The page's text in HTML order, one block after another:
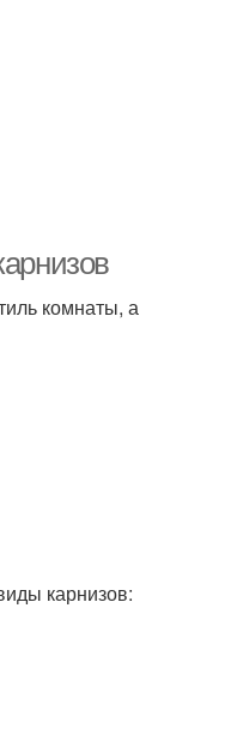
комнаты, а
карнизов: